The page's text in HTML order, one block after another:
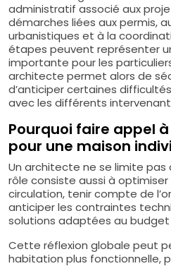
administratif associé aux
démarches liées aux permis,
urbanistiques et à la
étapes peuvent représenter
importante pour les
architecte permet alors de
d’anticiper certaines
avec les différents
Pourquoi faire appel
pour une maison
Un architecte ne se limite pas
rôle consiste aussi à
circulation, tenir compte de
anticiper les contraintes
solutions adaptées au
Cette réflexion globale peut
habitation plus fonctionnelle,